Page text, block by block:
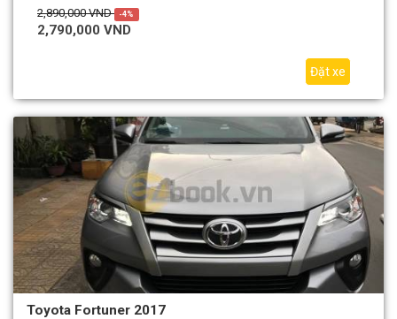
2,890,000 VND -4%
2,790,000 VND
Đặt xe
Toyota Fortuner 2017